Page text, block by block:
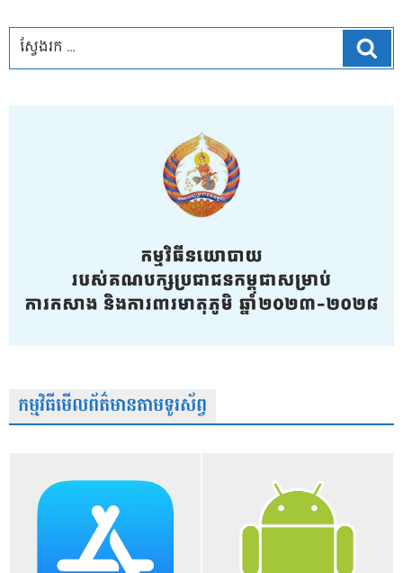
កម្មវិធីមើលព័ត៌មានតាមទូរស័ព្វ